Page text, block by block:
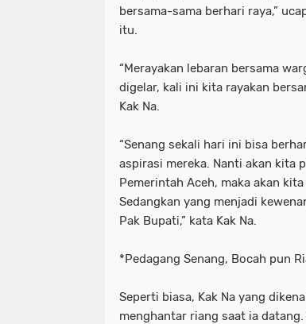
bersama-sama berhari raya,”
itu.
“Merayakan lebaran bersama
digelar, kali ini kita rayakan
Kak Na.
“Senang sekali hari ini bisa
aspirasi mereka. Nanti akan kita
Pemerintah Aceh, maka akan
Sedangkan yang menjadi
Pak Bupati,” kata Kak Na.
*Pedagang Senang, Bocah pun
Seperti biasa, Kak Na yang
menghantar riang saat ia